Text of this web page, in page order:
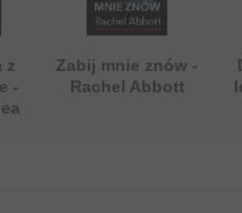
z
-
Zabij mnie znów -
Rachel Abbott